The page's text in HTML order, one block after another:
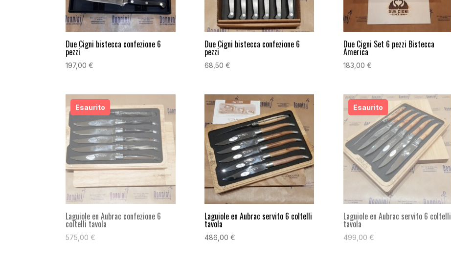
Due Cigni bistecca confezione 6
pezzi
197,00€
Due Cigni bistecca confezione 6
pezzi
68,50 €
Due Cigni Set 6 pezzi Bistecca
America
183,00 €
Laguiole en Aubrac confezione 6
coltelli tavola
575,00 €
Laguiole en Aubrac servito 6 coltelli
tavola
486,00 €
Laguiole en Aubrac servito 6 coltelli
tavola
499,00 €